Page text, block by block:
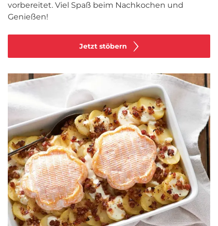
vorbereitet. Viel Spaß beim Nachkochen und
Genießen!
Jetzt stöbern